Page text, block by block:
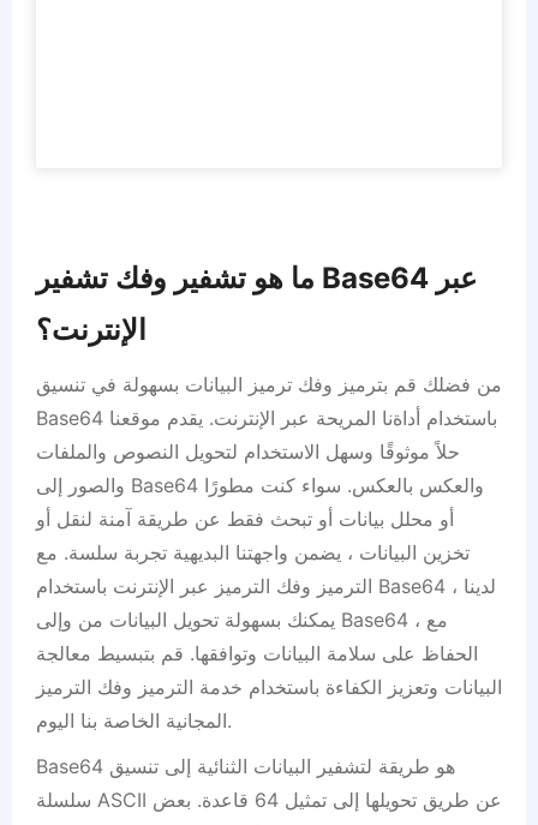
ما هو تشفير وفك تشفير Base64 عبر
الإنترنت؟
من فضلك قم بترميز وفك ترميز البيانات بسهولة في تنسيق
Base64 باستخدام أداةنا المريحة عبر الإنترنت. يقدم موقعنا
حلاً موثوقًا وسهل الاستخدام لتحويل النصوص والملفات
والصور إلى Base64 والعكس بالعكس. سواء كنت مطورًا
أو محلل بيانات أو تبحث فقط عن طريقة آمنة لنقل أو
تخزين البيانات ، يضمن واجهتنا البديهية تجربة سلسة. مع
الترميز وفك الترميز عبر الإنترنت باستخدام Base64 لدينا ،
يمكنك بسهولة تحويل البيانات من وإلى Base64 ، مع
الحفاظ على سلامة البيانات وتوافقها. قم بتبسيط معالجة
البيانات وتعزيز الكفاءة باستخدام خدمة الترميز وفك الترميز
المجانية الخاصة بنا اليوم.
Base64 هو طريقة لتشفير البيانات الثنائية إلى تنسيق
سلسلة ASCII عن طريق تحويلها إلى تمثيل 64 قاعدة. بعض